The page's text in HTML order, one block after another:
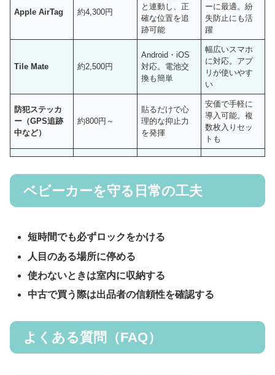
Apple AirTag 約4,300円
と連動し、正
確な位置を追
跡可能
ーに最適。紛
失防止にも活
躍
Tile Mate 約2,500円
Android・iOS
対応。電池交
換も簡単
幅広いスマホ
に対応。アプ
リが使いやす
い
防犯ステッカ
ー（GPS追跡
中など）
約800円～
貼るだけで心
理的な抑止力
を発揮
安価で手軽に
導入可能。複
数枚入りセッ
トも
ベビーカーを守る日常の工夫
短時間でも必ずロックをかける
人目のある場所に停める
使わないときは室内に収納する
中古で買う際は出品者の信頼性を確認する
よくある質問（FAQ）